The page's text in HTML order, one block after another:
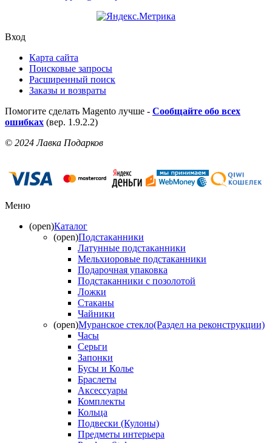
Вход
Карта сайта
Поисковые запросы
Расширенный поиск
Заказы и возвраты
Помогите сделать Magento лучше - Сообщайте обо всех
ошибках (вер. 1.9.2.2)
© 2024 Лавка Подарков
Меню
(open)Каталог
(open)Подстаканники
Латунные подстаканники
Мельхиоровые подстаканники
Подарочная упаковка
Подстаканники с позолотой
Ложки
Стаканы
Чайники
(open)Муранское стекло(Раздел на реконструкции)
Часы
Серьги
Запонки
Бусы и Колье
Браслеты
Аксессуары
Комплекты
Кольца
Подвески (Кулоны)
Предметы интерьера